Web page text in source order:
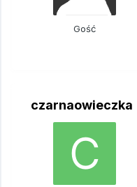
Gość
czarnaowieczka